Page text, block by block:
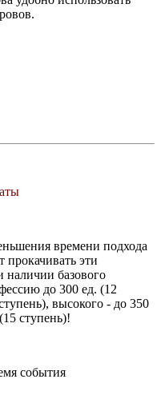
времени подхода
прокачивать эти
наличии базового
до 300 ед. (12
высокого - до 350
ступень)!
события